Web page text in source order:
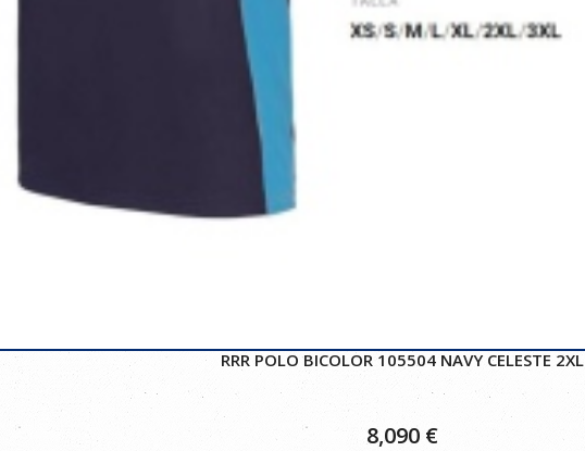
RRR POLO BICOLOR 105504 NAVY CELESTE 2XL
8,090 €